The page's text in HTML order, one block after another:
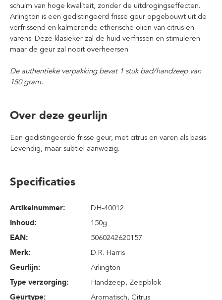
schuim van hoge kwaliteit, zonder de uitdrogingseffecten.
Arlington is een gedistingeerd frisse geur opgebouwt uit de
verfrissend en kalmerende etherische oliën van citrus en
varens. Deze klasieker zal de huid verfrissen en stimuleren
maar de geur zal nooit overheersen.
De authentieke verpakking bevat 1 stuk bad/handzeep van
150 gram.
Over deze geurlijn
Een gedistingeerde frisse geur, met citrus en varen als basis.
Levendig, maar subtiel aanwezig.
Specificaties
Artikelnummer:
DH-40012
Inhoud:
150g
EAN:
5060242620157
Merk:
D.R. Harris
Geurlijn:
Arlington
Type verzorging:
Handzeep, Zeepblok
Geurtype:
Aromatisch, Citrus